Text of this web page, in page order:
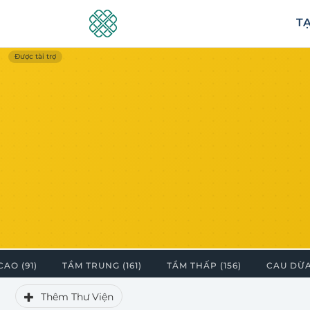
Được tài trợ
(91) TẦM TRUNG (161) TẦM THẤP (156) CAU
Thêm Thư Viện